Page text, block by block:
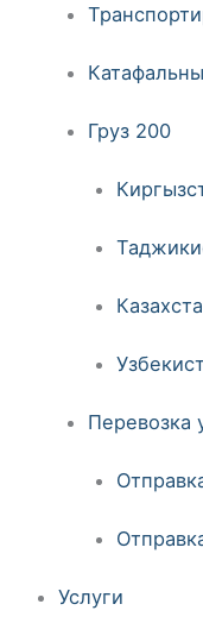
Груз 200
Перевозка
Услуги